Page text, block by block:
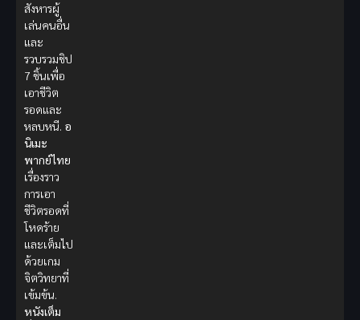
สังหารผู้
เล่นคนอื่น
และ
รวบรวมชิป
7 ชิ้นเพื่อ
เอาชีวิต
รอดและ
หลบหนี. อ
นิเมะ
พากย์ไทย
เรื่องราว
การเอา
ชีวิตรอดที่
โหดร้าย
และเต็มไป
ด้วยเกม
จิตวิทยาที่
เข้มข้น.
หนังเต็ม